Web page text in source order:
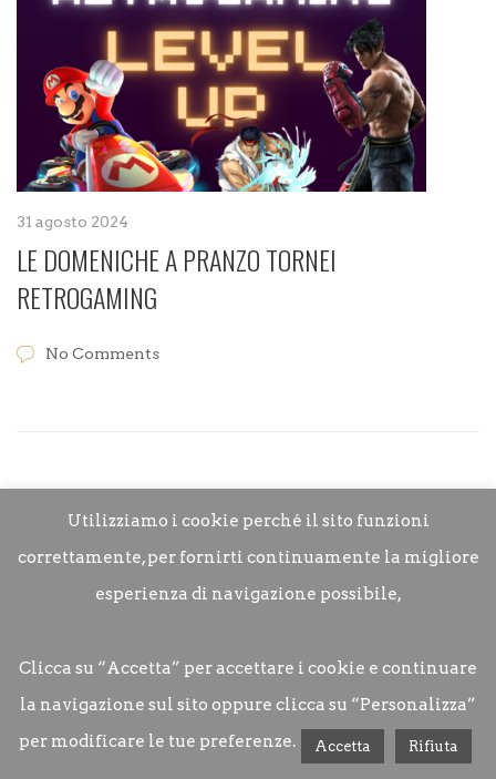
31 agosto 2024
LE DOMENICHE A PRANZO TORNEI
RETROGAMING
No Comments
Movie Restaurant © 2022
Utilizziamo i cookie perché il sito funzioni
correttamente, per fornirti continuamente la migliore
esperienza di navigazione possibile,
Clicca su “Accetta” per accettare i cookie e continuare
la navigazione sul sito oppure clicca su “Personalizza”
per modificare le tue preferenze.
Accetta Rifiuta